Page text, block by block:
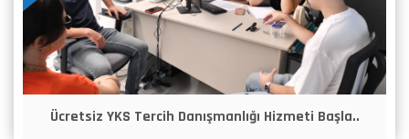
Ücretsiz YKS Tercih Danışmanlığı Hizmeti Başla..